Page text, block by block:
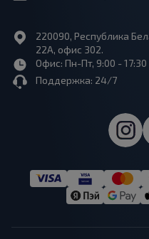
220090, Республика
22А, офис 302.
Офис: Пн-Пт, 9:00 - 17:30
Поддержка: 24/7